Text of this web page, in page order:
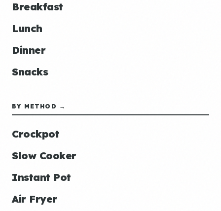
Breakfast
Lunch
Dinner
Snacks
BY METHOD →
Crockpot
Slow Cooker
Instant Pot
Air Fryer